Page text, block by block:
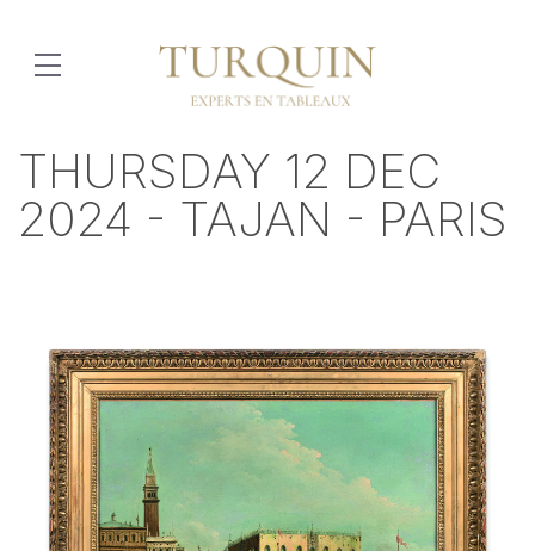
THURSDAY 12 DEC
2024 - TAJAN - PARIS